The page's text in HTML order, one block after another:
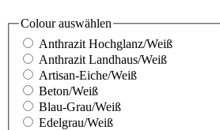
Colourauswählen
Anthrazit Hochglanz/Weiß
Anthrazit Landhaus/Weiß
Artisan-Eiche/Weiß
Beton/Weiß
Blau-Grau/Weiß
Edelgrau/Weiß